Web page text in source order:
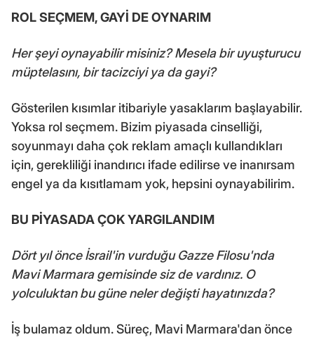
ROL SEÇMEM, GAYİ DE OYNARIM
Her şeyi oynayabilir misiniz? Mesela bir uyuşturucu
müptelasını, bir tacizciyi ya da gayi?
Gösterilen kısımlar itibariyle yasaklarım başlayabilir.
Yoksa rol seçmem. Bizim piyasada cinselliği,
soyunmayı daha çok reklam amaçlı kullandıkları
için, gerekliliği inandırıcı ifade edilirse ve inanırsam
engel ya da kısıtlamam yok, hepsini oynayabilirim.
BU PİYASADA ÇOK YARGILANDIM
Dört yıl önce İsrail'in vurduğu Gazze Filosu'nda
Mavi Marmara gemisinde siz de vardınız. O
yolculuktan bu güne neler değişti hayatınızda?
İş bulamaz oldum. Süreç, Mavi Marmara'dan önce